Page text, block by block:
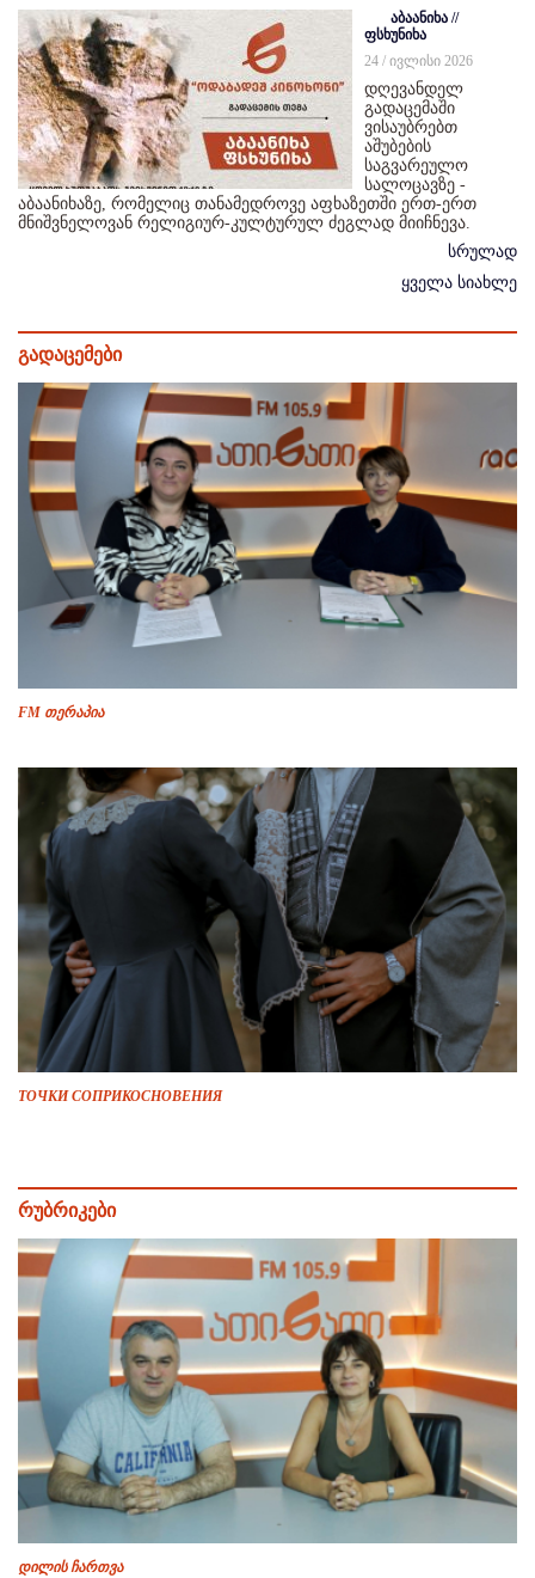
აბაანიხა //
ფსხუნიხა
24 / ივლისი 2026
დღევანდელ
გადაცემაში
ვისაუბრებთ
აშუბების
საგვარეულო
სალოცავზე -
აბაანიხაზე, რომელიც თანამედროვე აფხაზეთში ერთ-ერთ
მნიშვნელოვან რელიგიურ-კულტურულ ძეგლად მიიჩნევა.
სრულად
ყველა სიახლე
გადაცემები
FM თერაპია
ТОЧКИ СОПРИКОСНОВЕНИЯ
რუბრიკები
დილის ჩართვა